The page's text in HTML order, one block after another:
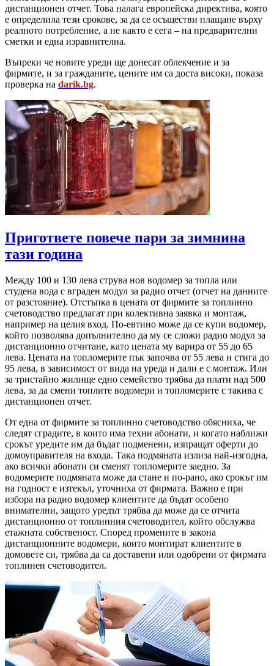
дистанционен отчет. Това налага европейска директива, която
е определила тези срокове, за да се осъществи плащане върху
реалното потребление, а не както е сега – на предварителни
сметки и една изравнителна.
Въпреки че новите уреди ще донесат облекчение и за
фирмите, и за гражданите, цените им са доста високи, показа
проверка на darik.bg.
Пригответе повече пари за зимнина
тази година
Между 100 и 130 лева струва нов водомер за топла или
студена вода с вграден модул за радио отчет (отчет на данните
от разстояние). Отстъпка в цената от фирмите за топлинно
счетоводство предлагат при колективна заявка и монтаж,
например на целия вход. По-евтино може да се купи водомер,
който позволява допълнително да му се сложи радио модул за
дистанционно отчитане, като цената му варира от 55 до 65
лева. Цената на топломерите пък започва от 55 лева и стига до
95 лева, в зависимост от вида на уреда и дали е с монтаж. Или
за тристайно жилище едно семейство трябва да плати над 500
лева, за да смени топлите водомери и топломерите с такива с
дистанционен отчет.
От една от фирмите за топлинно счетоводство обясниха, че
следят сградите, в които има техни абонати, и когато наближи
срокът уредите им да бъдат подменени, изпращат оферти до
домоуправителя на входа. Така подмяната излиза най-изгодна,
ако всички абонати си сменят топломерите заедно. За
водомерите подмяната може да стане и по-рано, ако срокът им
на годност е изтекъл, уточниха от фирмата. Важно е при
избора на радио водомер клиентите да бъдат особено
внимателни, защото уредът трябва да може да се отчита
дистанционно от топлинния счетоводител, който обслужва
етажната собственост. Според промените в закона
дистанционните водомери, които монтират клиентите в
домовете си, трябва да са доставени или одобрени от фирмата
топлинен счетоводител.